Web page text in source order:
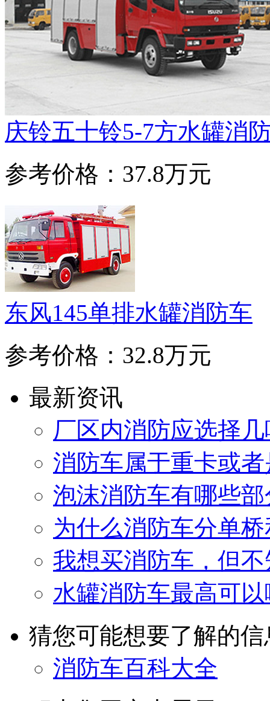
庆铃五十铃5-7方水罐消
参考价格：37.8万元
东风145单排水罐消防车
参考价格：32.8万元
最新资讯
厂区内消防应选择
消防车属于重卡或者
泡沫消防车有哪些
为什么消防车分单
我想买消防车，但
水罐消防车最高可
猜您可能想要了解的信
消防车百科大全